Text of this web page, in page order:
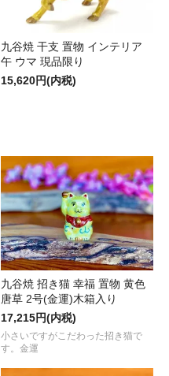
九谷焼 干支 置物 インテリア
午 ウマ 現品限り
15,620円(内税)
九谷焼 招き猫 幸福 置物 黄色
唐草 2号(金運)木箱入り
17,215円(内税)
小さいですがこだわった招き猫で
す。金運